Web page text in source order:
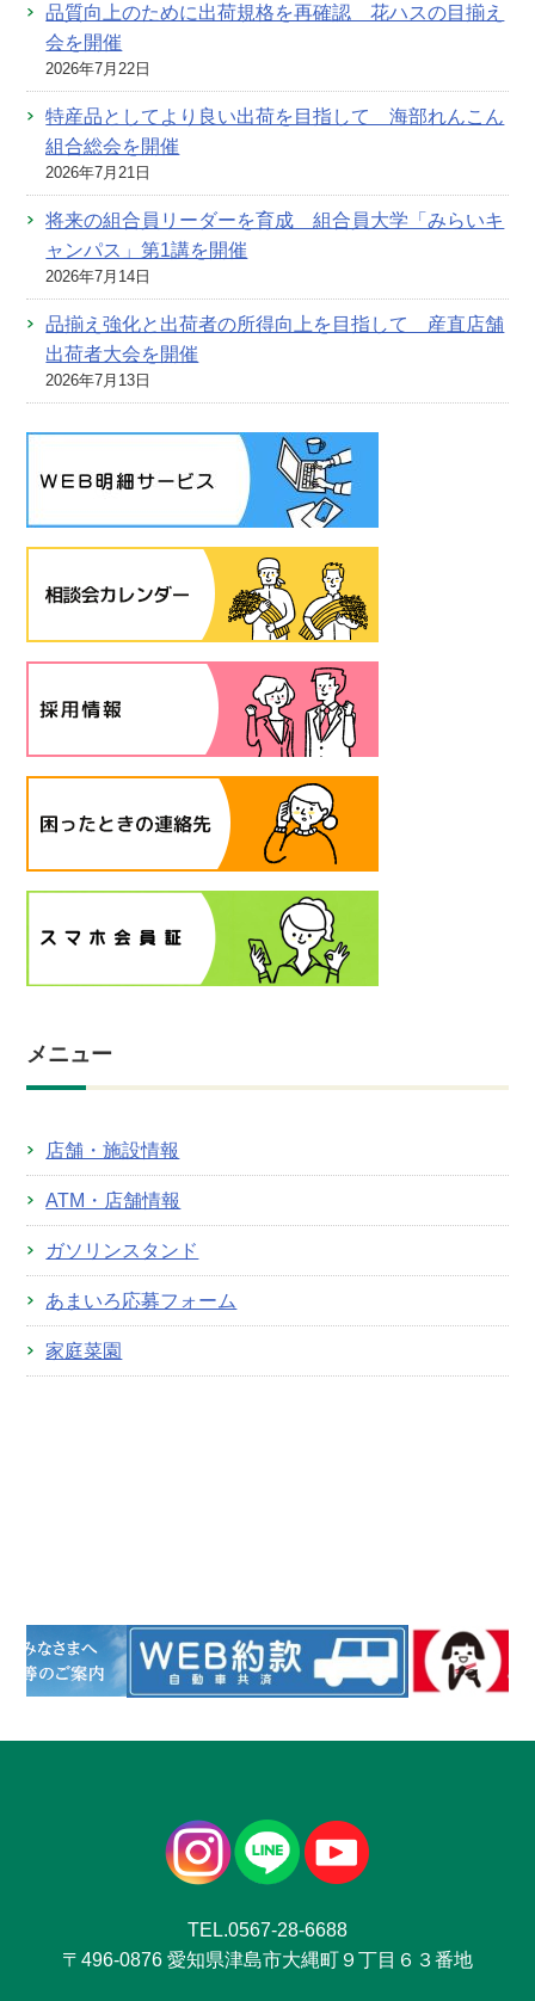
品質向上のために出荷規格を再確認 花ハスの目揃え
会を開催
2026年7月22日
特産品としてより良い出荷を目指して 海部れんこん
組合総会を開催
2026年7月21日
将来の組合員リーダーを育成 組合員大学「みらいキ
ャンパス」第1講を開催
2026年7月14日
品揃え強化と出荷者の所得向上を目指して 産直店舗
出荷者大会を開催
2026年7月13日
メニュー
店舗・施設情報
ATM・店舗情報
ガソリンスタンド
あまいろ応募フォーム
家庭菜園
TEL.0567-28-6688
〒496-0876 愛知県津島市大縄町９丁目６３番地